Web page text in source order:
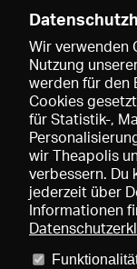
Wir verwenden
Nutzung
werden für den
Cookies
für Statistik-,
wir Theapolis
verbessern. Du
jederzeit über
Informationen